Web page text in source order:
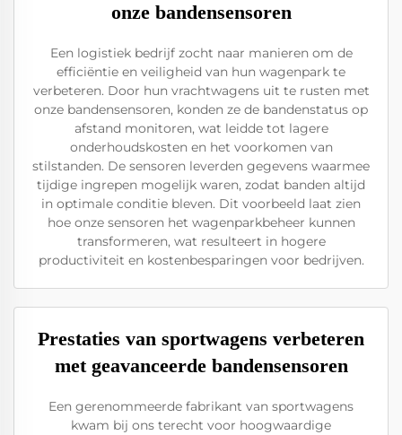
onze bandensensoren
Een logistiek bedrijf zocht naar manieren om de
efficiëntie en veiligheid van hun wagenpark te
verbeteren. Door hun vrachtwagens uit te rusten met
onze bandensensoren, konden ze de bandenstatus op
afstand monitoren, wat leidde tot lagere
onderhoudskosten en het voorkomen van
stilstanden. De sensoren leverden gegevens waarmee
tijdige ingrepen mogelijk waren, zodat banden altijd
in optimale conditie bleven. Dit voorbeeld laat zien
hoe onze sensoren het wagenparkbeheer kunnen
transformeren, wat resulteert in hogere
productiviteit en kostenbesparingen voor bedrijven.
Prestaties van sportwagens verbeteren
met geavanceerde bandensensoren
Een gerenommeerde fabrikant van sportwagens
kwam bij ons terecht voor hoogwaardige